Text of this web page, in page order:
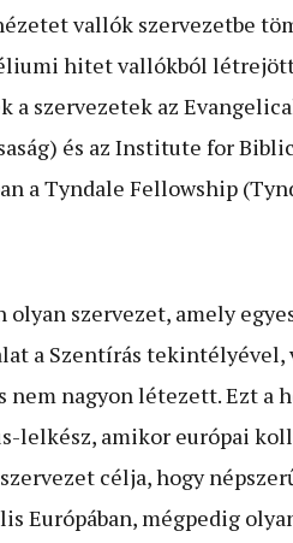
vallók szervezetbe
hitet vallókból
a szervezetek az
és az Institute for
a Tyndale Fellowship
szervezet, amely
a Szentírás
nem nagyon létezett. Ezt a
lelkész, amikor európai
célja, hogy
Európában, mégpedig